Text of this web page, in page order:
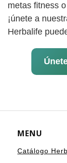
metas fitness
¡únete a
Herbalife
MENU
Catálogo